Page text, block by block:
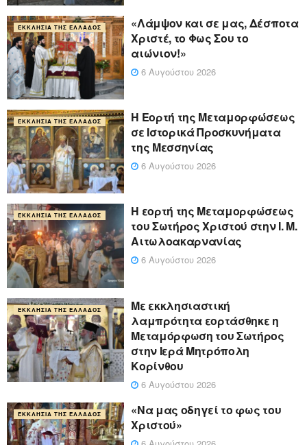
ΕΚΚΛΗΣΊΑ ΤΗΣ ΕΛΛΆΔΟΣ
«Λάμψον και σε μας, Δέσποτα
Χριστέ, το Φως Σου το
αιώνιον!»
6 Αυγούστου 2026
ΕΚΚΛΗΣΊΑ ΤΗΣ ΕΛΛΆΔΟΣ
Η Εορτή της Μεταμορφώσεως
σε Ιστορικά Προσκυνήματα
της Μεσσηνίας
6 Αυγούστου 2026
ΕΚΚΛΗΣΊΑ ΤΗΣ ΕΛΛΆΔΟΣ
Η εορτή της Μεταμορφώσεως
του Σωτήρος Χριστού στην Ι. Μ.
Αιτωλοακαρνανίας
6 Αυγούστου 2026
ΕΚΚΛΗΣΊΑ ΤΗΣ ΕΛΛΆΔΟΣ
Με εκκλησιαστική
λαμπρότητα εορτάσθηκε η
Μεταμόρφωση του Σωτήρος
στην Ιερά Μητρόπολη
Κορίνθου
6 Αυγούστου 2026
ΕΚΚΛΗΣΊΑ ΤΗΣ ΕΛΛΆΔΟΣ
«Να μας οδηγεί το φως του
Χριστού»